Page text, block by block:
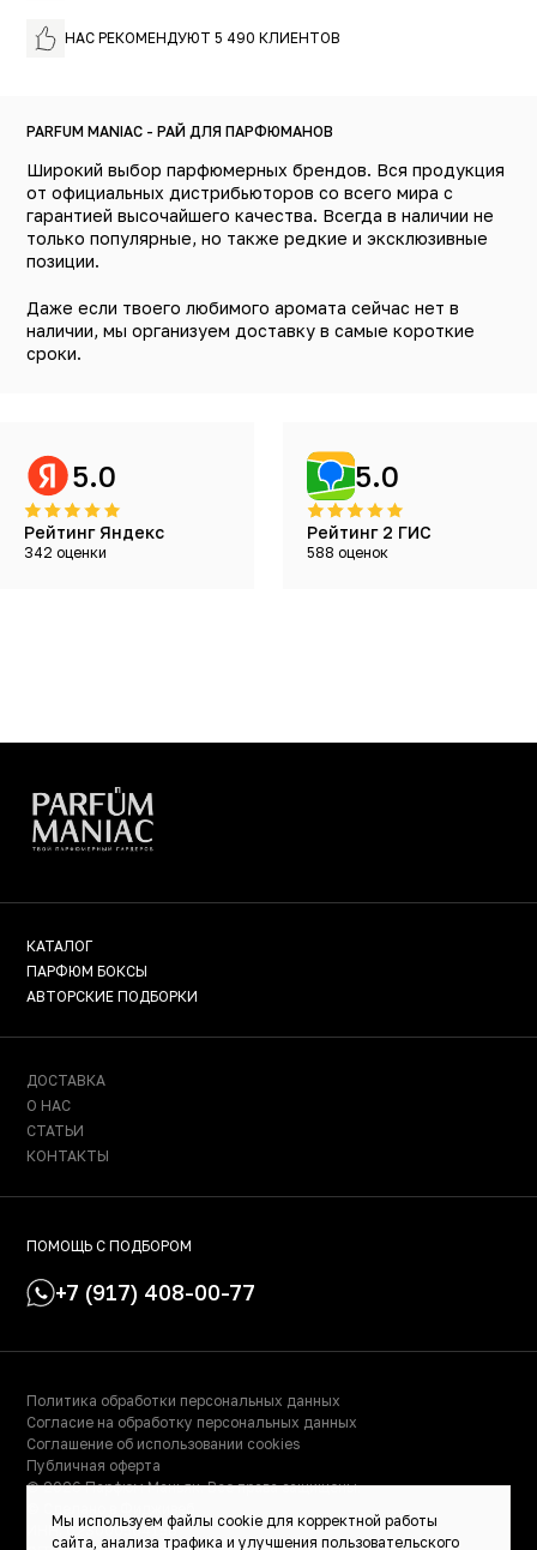
НАС РЕКОМЕНДУЮТ 5 490 КЛИЕНТОВ
PARFUM MANIAC - РАЙ ДЛЯ ПАРФЮМАНОВ
Широкий выбор парфюмерных брендов. Вся продукция
от официальных дистрибьюторов со всего мира с
гарантией высочайшего качества. Всегда в наличии не
только популярные, но также редкие и эксклюзивные
позиции.
Даже если твоего любимого аромата сейчас нет в
наличии, мы организуем доставку в самые короткие
сроки.
5.0
Рейтинг Яндекс
342 оценки
5.0
Рейтинг 2 ГИС
588 оценок
КАТАЛОГ
ПАРФЮМ БОКСЫ
АВТОРСКИЕ ПОДБОРКИ
ДОСТАВКА
О НАС
СТАТЬИ
КОНТАКТЫ
ПОМОЩЬ С ПОДБОРОМ
+7 (917) 408-00-77
Политика обработки персональных данных
Согласие на обработку персональных данных
Соглашение об использовании cookies
Публичная оферта
© 2026 Парфюм Маньяк. Все права защищены.
ИНН: 023000504158
Мы используем файлы cookie для корректной работы
сайта, анализа трафика и улучшения пользовательского